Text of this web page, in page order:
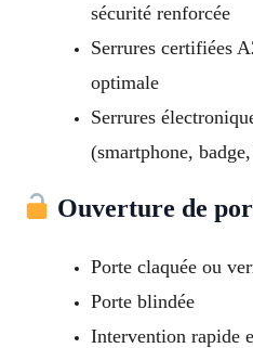
sécurité renforcée
Serrures certifiées
optimale
Serrures
(smartphone,
Ouverture de
Porte claquée ou
Porte blindée
Intervention rapide